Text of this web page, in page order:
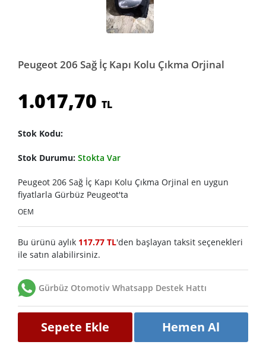
Peugeot 206 Sağ İç Kapı Kolu Çıkma Orjinal
1.017,70 TL
Stok Kodu:
Stok Durumu: Stokta Var
Peugeot 206 Sağ İç Kapı Kolu Çıkma Orjinal en uygun
fiyatlarla Gürbüz Peugeot'ta
OEM
Bu ürünü aylık 117.77 TL'den başlayan taksit seçenekleri
ile satın alabilirsiniz.
Gürbüz Otomotiv Whatsapp Destek Hattı
Sepete Ekle Hemen Al